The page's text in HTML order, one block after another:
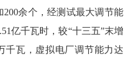
余个，经测试最大调节能
亿千瓦时，较“十三五”末增
千瓦，虚拟电厂调节能力达